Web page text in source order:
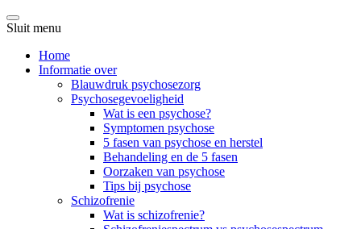
Sluit menu
Home
Informatie over
Blauwdruk psychosezorg
Psychosegevoeligheid
Wat is een psychose?
Symptomen psychose
5 fasen van psychose en herstel
Behandeling en de 5 fasen
Oorzaken van psychose
Tips bij psychose
Schizofrenie
Wat is schizofrenie?